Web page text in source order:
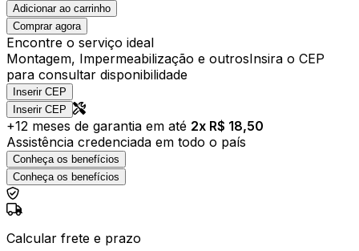
Adicionar ao carrinho
Comprar agora
Encontre o serviço ideal
Montagem, Impermeabilização e outrosInsira o CEP
para consultar disponibilidade
Inserir CEP
Inserir CEP
+12 meses de garantia em até 2x R$ 18,50
Assistência credenciada em todo o país
Conheça os benefícios
Conheça os benefícios
Calcular frete e prazo